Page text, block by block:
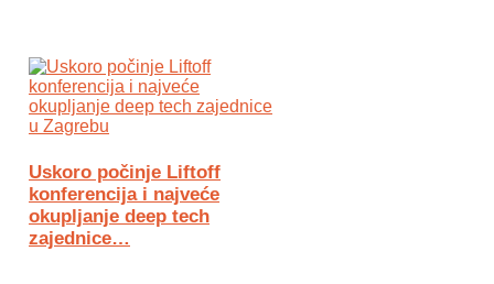
Uskoro počinje Liftoff
konferencija i najveće
okupljanje deep tech
zajednice…